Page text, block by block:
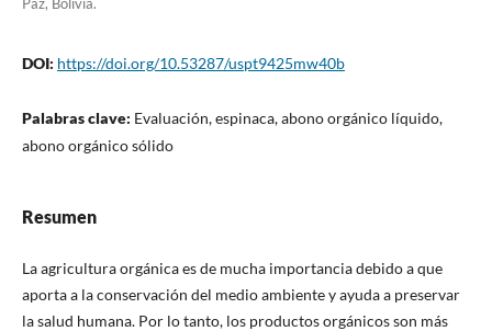
DOI: https://doi.org/10.53287/uspt9425mw40b
Palabras clave: Evaluación, espinaca, abono orgánico líquido,
abono orgánico sólido
Resumen
La agricultura orgánica es de mucha importancia debido a que
aporta a la conservación del medio ambiente y ayuda a preservar
la salud humana. Por lo tanto, los productos orgánicos son más